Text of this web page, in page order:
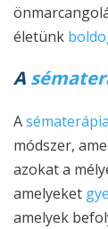
életünk
A
Asématerápia
módszer,
azokat a
amelyeket
amelyek